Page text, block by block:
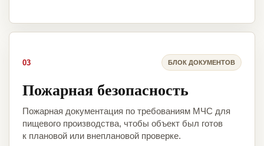
03 БЛОК ДОКУМЕНТОВ
Пожарная безопасность
Пожарная документация по требованиям МЧС для
пищевого производства, чтобы объект был готов
к плановой или внеплановой проверке.